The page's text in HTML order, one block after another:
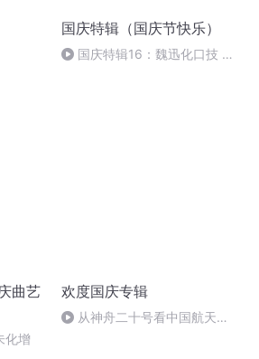
国庆特辑（国庆节快乐）
国庆特辑16：魏迅化口技 二
曲艺
化增
欢度国庆专辑
从神舟二十号看中国航天